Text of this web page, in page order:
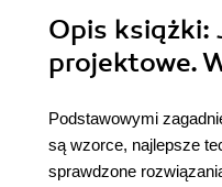
Opis książki:
projektowe.
Podstawowymi
są wzorce, najlepsze
sprawdzone